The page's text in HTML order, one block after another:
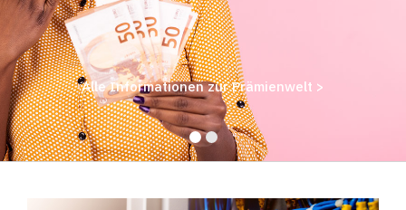
Alle Informationen zur Prämienwelt >